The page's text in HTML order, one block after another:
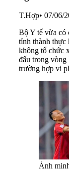
T.Hợp• 07/06/
Bộ Y tế vừa có
tỉnh thành thực
không tổ chức
đấu trong
trường hợp vi
Ảnh